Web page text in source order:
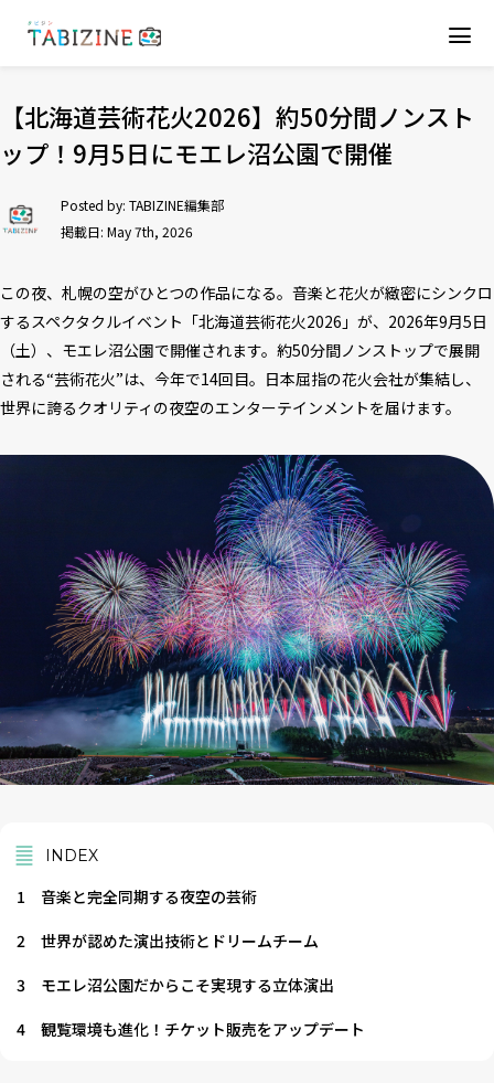
【北海道芸術花火2026】約50分間ノンスト
ップ！9月5日にモエレ沼公園で開催
Posted by: TABIZINE編集部
掲載日: May 7th, 2026
この夜、札幌の空がひとつの作品になる――。音楽と花火が緻密にシンクロ
するスペクタクルイベント「北海道芸術花火2026」が、2026年9月5日
（土）、モエレ沼公園で開催されます。約50分間ノンストップで展開
される“芸術花火”は、今年で14回目。日本屈指の花火会社が集結し、
世界に誇るクオリティの夜空のエンターテインメントを届けます。
INDEX
1
音楽と完全同期する夜空の芸術
2
世界が認めた演出技術とドリームチーム
3
モエレ沼公園だからこそ実現する立体演出
4
観覧環境も進化！チケット販売をアップデート